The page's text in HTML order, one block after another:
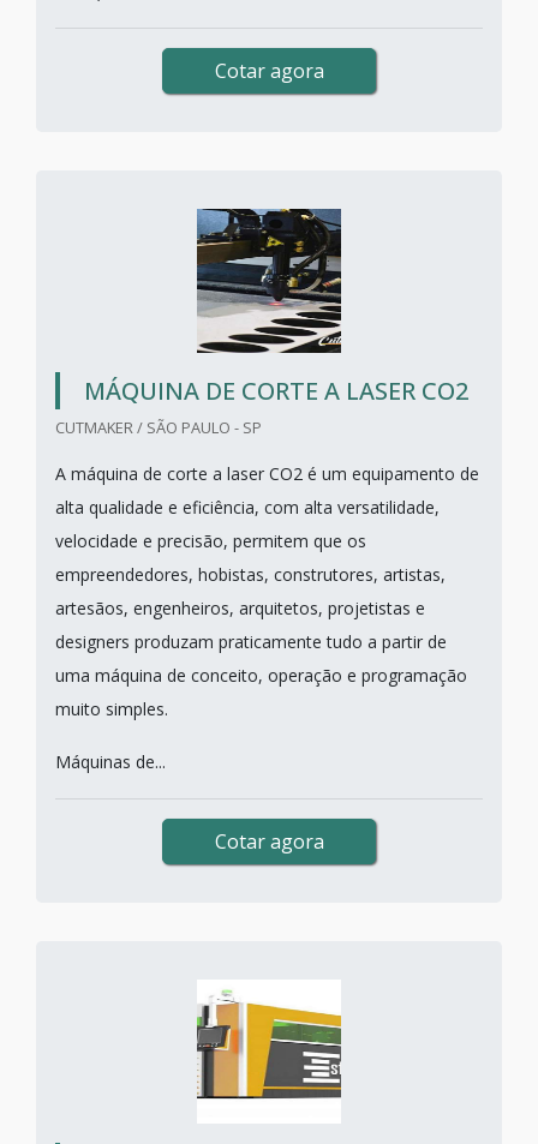
Cotar agora
MÁQUINA DE CORTE A LASER CO2
CUTMAKER / SÃO PAULO - SP
A máquina de corte a laser CO2 é um equipamento de
alta qualidade e eficiência, com alta versatilidade,
velocidade e precisão, permitem que os
empreendedores, hobistas, construtores, artistas,
artesãos, engenheiros, arquitetos, projetistas e
designers produzam praticamente tudo a partir de
uma máquina de conceito, operação e programação
muito simples.
Máquinas de...
Cotar agora